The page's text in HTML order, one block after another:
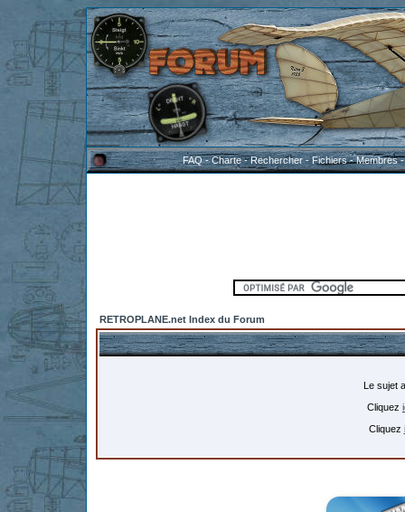
FAQ-Charte-Rechercher-Fichiers-Membres
RETROPLANE.net Index du Forum
Le sujet
Cliquez
Cliquez